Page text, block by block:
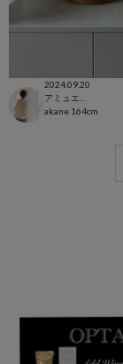
2024.09.20
akane 164cm